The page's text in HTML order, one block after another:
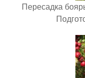
Пересадка